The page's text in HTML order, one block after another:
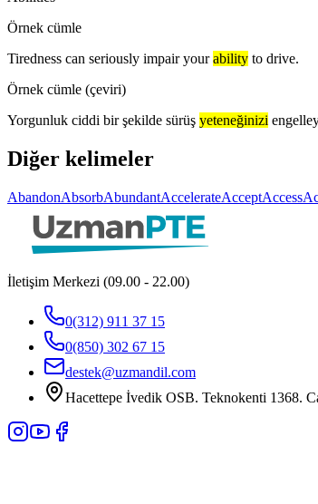
Örnek cümle
Tiredness can seriously impair your ability to drive.
Örnek cümle (çeviri)
Yorgunluk ciddi bir şekilde sürüş yeteneğinizi
Diğer kelimeler
AbandonAbsorbAbundantAccelerateAcceptAccess
İletişim Merkezi (09.00 - 22.00)
0(312) 911 37 15
0(850) 302 67 15
destek@uzmandil.com
Hacettepe İvedik OSB. Teknokenti 1368.